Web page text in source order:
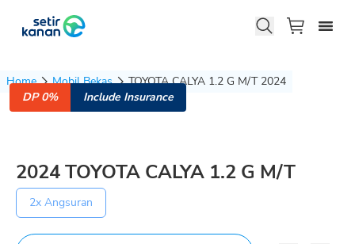
Home Mobil Bekas
TOYOTA CALYA 1.2 G M/T 2024
DP 0%
Include Insurance
2024TOYOTA CALYA 1.2 G M/T
2x Angsuran